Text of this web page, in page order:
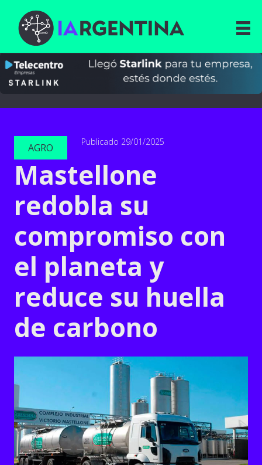
AGRO Publicado 29/01/2025
Mastellone
redobla su
compromiso con
el planeta y
reduce su huella
de carbono